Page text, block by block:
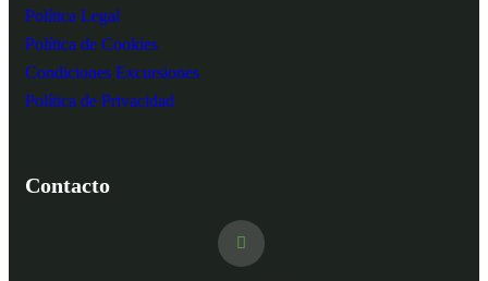
Política Legal
Política de Cookies
Condiciones Excursiones
Política de Privacidad
Contacto